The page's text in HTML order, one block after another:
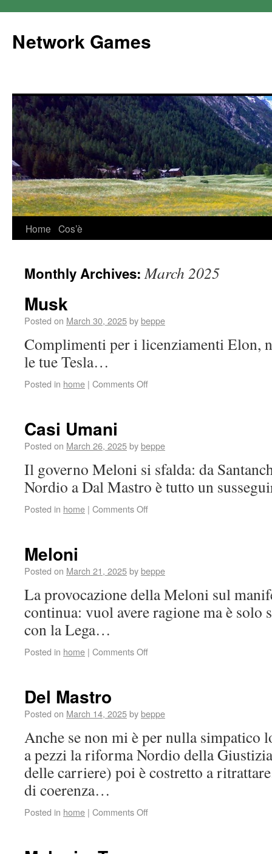
Network Games
Home Cos’è
Monthly Archives:March 2025
Musk
Posted on March 30, 2025bybeppe
Complimenti per i licenziamenti Elon,
le tue Tesla…
Posted in home | Comments Off
Casi Umani
Posted on March 26, 2025bybeppe
Il governo Meloni si sfalda: da
Nordio a Dal Mastro è tutto un
Posted in home | Comments Off
Meloni
Posted on March 21, 2025bybeppe
La provocazione della Meloni sul
continua: vuol avere ragione ma è solo
con la Lega…
Posted in home | Comments Off
Del Mastro
Posted on March 14, 2025bybeppe
Anche se non mi è per nulla simpatico
a pezzi la riforma Nordio della
delle carriere) poi è costretto a
di coerenza…
Posted in home | Comments Off